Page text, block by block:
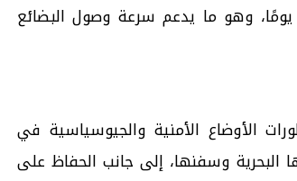
مدة الرحلات المتجهة شرقًا بما يصل إلى 14 يومًا، وهو ما يدعم سرعة وصول البضائع
الأوضاع الأمنية والجيوسياسية في
وسفنها، إلى جانب الحفاظ على